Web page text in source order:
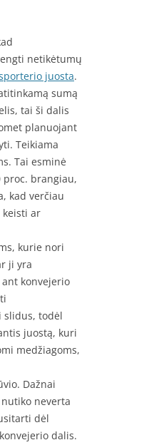
netikėtumų
juosta.
sumą
tai ši dalis
planuojant
Teikiama
Tai esminė
proc. brangiau,
kad verčiau
keisti ar
kurie nori
ji yra
konvejerio
slidus, todėl
juostą, kuri
medžiagoms,
Dažnai
neverta
dėl
dalis.